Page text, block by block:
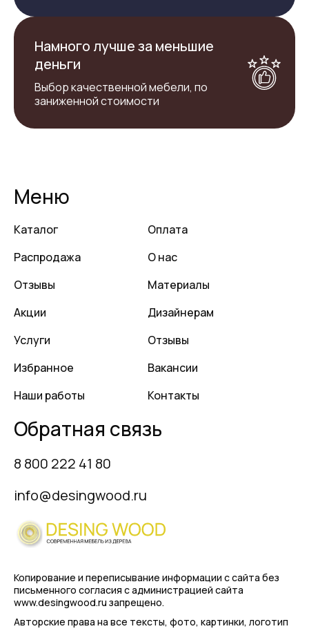
Намного лучше за меньшие
деньги
Выбор качественной мебели, по
заниженной стоимости
Меню
Каталог
Распродажа
Отзывы
Акции
Услуги
Избранное
Наши работы
Оплата
О нас
Материалы
Дизайнерам
Отзывы
Вакансии
Контакты
Обратная связь
8 800 222 41 80
info@desingwood.ru
Копирование и переписывание информации с сайта без
письменного согласия с администрацией сайта
www.desingwood.ru запрещено.
Авторские права на все тексты, фото, картинки, логотип